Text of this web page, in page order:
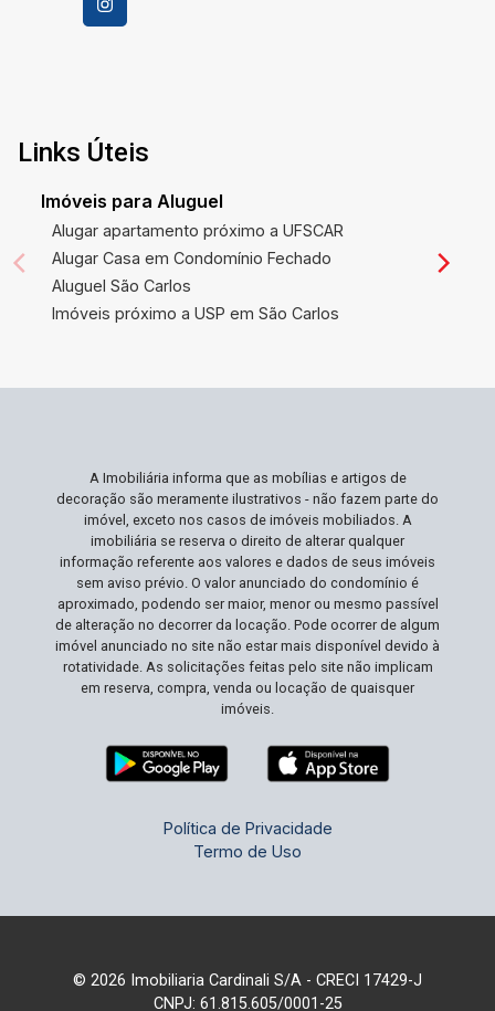
Links Úteis
Imóveis para Aluguel
Alugar apartamento próximo a UFSCAR
Alugar Casa em Condomínio Fechado
Aluguel São Carlos
Imóveis próximo a USP em São Carlos
A Imobiliária informa que as mobílias e artigos de
decoração são meramente ilustrativos - não fazem parte do
imóvel, exceto nos casos de imóveis mobiliados. A
imobiliária se reserva o direito de alterar qualquer
informação referente aos valores e dados de seus imóveis
sem aviso prévio. O valor anunciado do condomínio é
aproximado, podendo ser maior, menor ou mesmo passível
de alteração no decorrer da locação. Pode ocorrer de algum
imóvel anunciado no site não estar mais disponível devido à
rotatividade. As solicitações feitas pelo site não implicam
em reserva, compra, venda ou locação de quaisquer
imóveis.
Política de Privacidade
Termo de Uso
© 2026 Imobiliaria Cardinali S/A - CRECI 17429-J
CNPJ: 61.815.605/0001-25